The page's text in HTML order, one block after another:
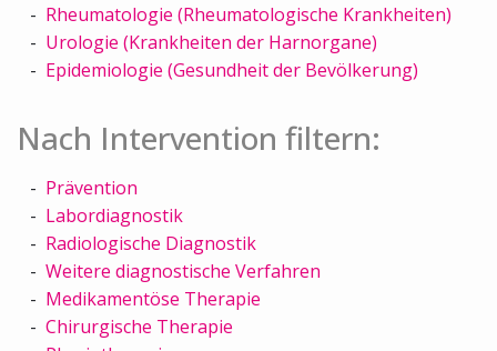
Rheumatologie (Rheumatologische Krankheiten)
Urologie (Krankheiten der Harnorgane)
Epidemiologie (Gesundheit der Bevölkerung)
Nach Intervention filtern:
Prävention
Labordiagnostik
Radiologische Diagnostik
Weitere diagnostische Verfahren
Medikamentöse Therapie
Chirurgische Therapie